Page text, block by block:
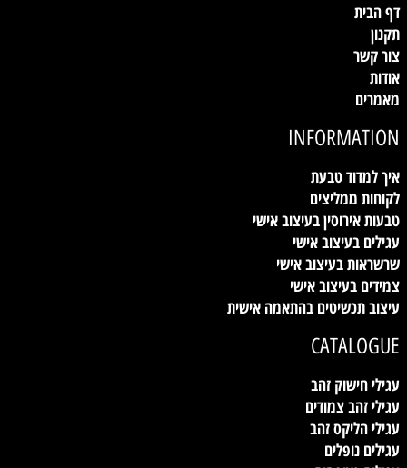
דף הבית
תקנון
צור קשר
אודות
מאמרים
INFORMATION
איך למדוד טבעת
לקוחות ממליצים
טבעות אירוסין בעיצוב אישי
עגילים בעיצוב אישי
שרשראות בעיצוב אישי
צמידים בעיצוב אישי
עיצוב תכשיטים בהתאמה אישית
CATALOGUE
עגילי חישוק זהב
עגילי זהב צמודים
עגילי הליקס זהב
עגילים נופלים